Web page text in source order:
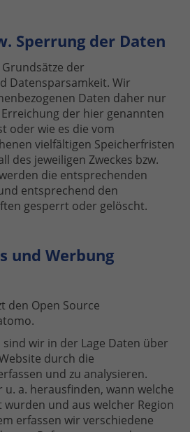
Sperrung der Daten
der
Datensparsamkeit. Wir
Daten daher nur
der hier genannten
oder wie es die vom
vielfältigen Speicherfristen
des jeweiligen Zweckes bzw.
die entsprechenden
entsprechend den
gesperrt oder gelöscht.
und Werbung
den Open Source
wir in der Lage Daten über
durch die
und zu analysieren.
a. herausfinden, wann welche
und aus welcher Region
erfassen wir verschiedene